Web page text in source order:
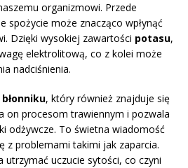
organizmowi. Przede
spożycie może znacząco wpłynąć
Dzięki wysokiej zawartości potasu,
elektrolitową, co z kolei może
nadciśnienia.
błonniku, który również znajduje się
on procesom trawiennym i pozwala
odżywcze. To świetna wiadomość
z problemami takimi jak zaparcia.
utrzymać uczucie sytości, co czyni